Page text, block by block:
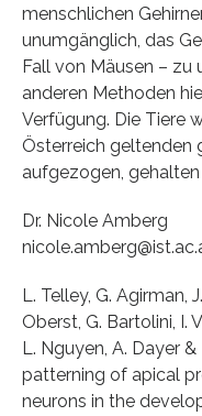
menschlichen
unumgänglich, das
Fall von Mäusen – zu
anderen Methoden
Verfügung. Die Tiere
Österreich geltenden
aufgezogen,
Dr. Nicole Amberg
L. Telley, G. Agirman,
Oberst, G. Bartolini, I.
L. Nguyen, A. Dayer
patterning of apical
neurons in the